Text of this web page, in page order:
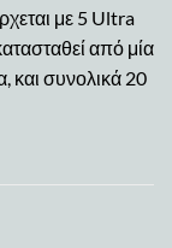
με 5 Ultra
από μία
και συνολικά 20